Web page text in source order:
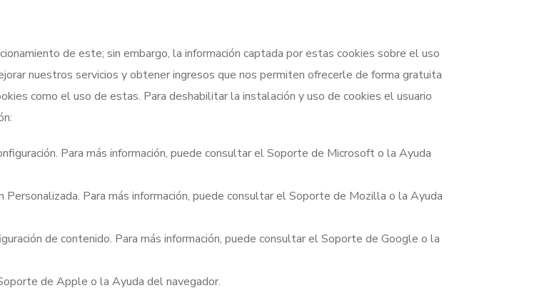
de este; sin embargo, la información captada por estas cookies sobre el uso
nuestros servicios y obtener ingresos que nos permiten ofrecerle de forma gratuita
como el uso de estas. Para deshabilitar la instalación y uso de cookies el usuario
Para más información, puede consultar el Soporte de Microsoft o la Ayuda
Para más información, puede consultar el Soporte de Mozilla o la Ayuda
de contenido. Para más información, puede consultar el Soporte de Google o la
de Apple o la Ayuda del navegador.